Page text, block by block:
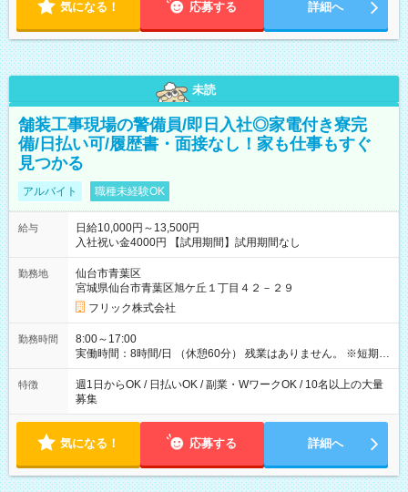
気になる！ 応募する 詳細へ
未読
舗装工事現場の警備員/即日入社◎家電付き寮完
備/日払い可/履歴書・面接なし！家も仕事もすぐ
見つかる
アルバイト 職種未経験OK
給与
日給10,000円～13,500円
入社祝い金4000円 【試用期間】試用期間なし
勤務地
仙台市青葉区
宮城県仙台市青葉区旭ケ丘１丁目４２－２９
フリック株式会社
勤務時間
8:00～17:00
実働時間：8時間/日 （休憩60分） 残業はありません。 ※短期の
募集は行っておりません。予めご了承くださいませ。
特徴
週1日からOK / 日払いOK / 副業・WワークOK / 10名以上の大量
募集
気になる！ 応募する 詳細へ